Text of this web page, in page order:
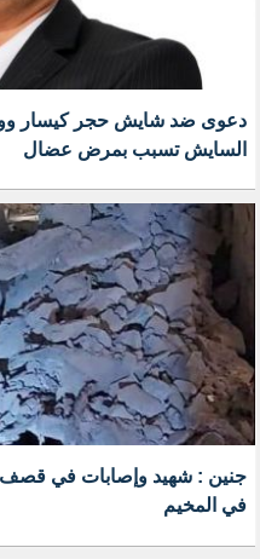
دعوى ضد شايش حجر كيسار
السايش تسبب بمرض عضال
جنين : شهيد وإصابات في قصف
في المخيم